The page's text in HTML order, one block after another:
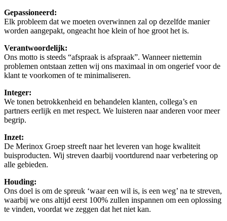
Gepassioneerd:
Elk probleem dat we moeten overwinnen zal op dezelfde manier
worden aangepakt, ongeacht hoe klein of hoe groot het is.
Verantwoordelijk:
Ons motto is steeds “afspraak is afspraak”. Wanneer niettemin
problemen ontstaan zetten wij ons maximaal in om ongerief voor de
klant te voorkomen of te minimaliseren.
Integer:
We tonen betrokkenheid en behandelen klanten, collega’s en
partners eerlijk en met respect. We luisteren naar anderen voor meer
begrip.
Inzet:
De Merinox Groep streeft naar het leveren van hoge kwaliteit
buisproducten. Wij streven daarbij voortdurend naar verbetering op
alle gebieden.
Houding:
Ons doel is om de spreuk ‘waar een wil is, is een weg’ na te streven,
waarbij we ons altijd eerst 100% zullen inspannen om een oplossing
te vinden, voordat we zeggen dat het niet kan.